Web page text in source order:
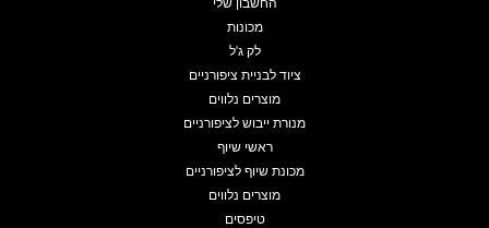
החשבון שלי
מכונות
לק ג'ל
ציוד לבניית ציפורניים
מוצרים נלווים
מנורת ייבוש לציפורניים
ראשי שיוף
מכונת שיוף לציפורניים
מוצרים נלווים
טיפסים